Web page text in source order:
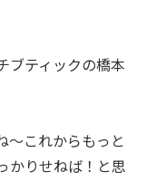
ブティックの橋本
〜これからもっと
かりせねば！と思